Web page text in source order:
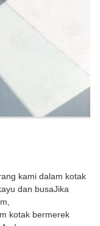
kami dalam kotak
dan busaJika
kotak bermerek